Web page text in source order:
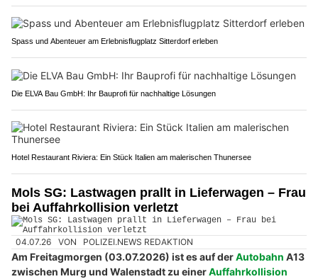
Spass und Abenteuer am Erlebnisflugplatz Sitterdorf erleben
Die ELVA Bau GmbH: Ihr Bauprofi für nachhaltige Lösungen
Hotel Restaurant Riviera: Ein Stück Italien am malerischen Thunersee
Mols SG: Lastwagen prallt in Lieferwagen – Frau
bei Auffahrkollision verletzt
04.07.26 VON POLIZEI.NEWS REDAKTION
Am Freitagmorgen (03.07.2026) ist es auf derAutobahn A13
zwischen Murg und Walenstadt zu einerAuffahrkollision